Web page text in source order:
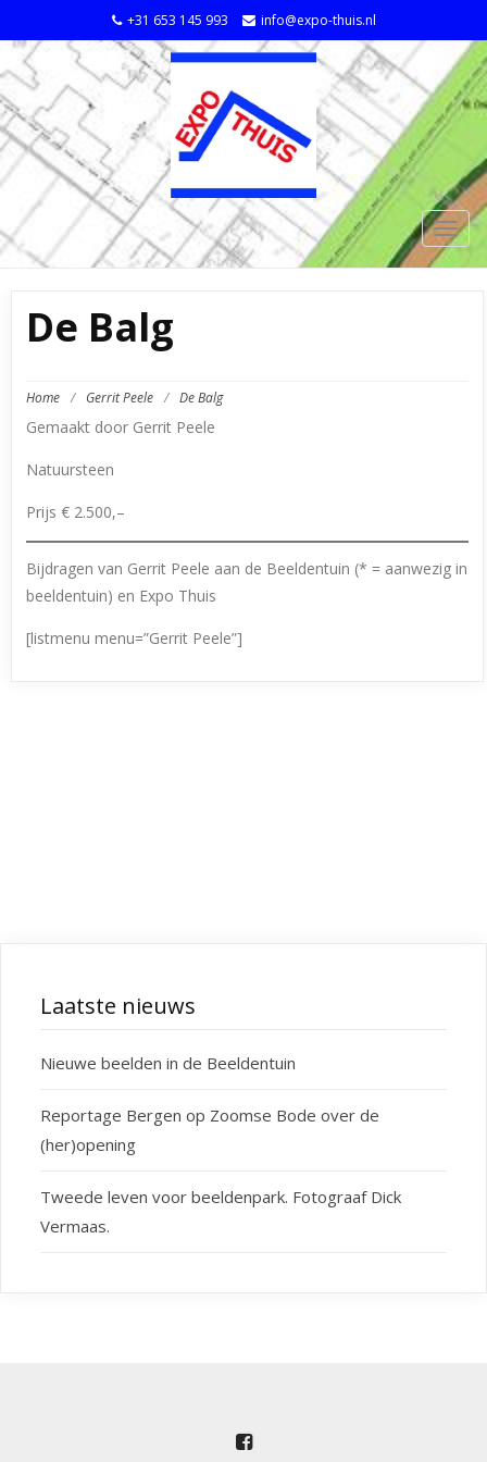
+31 653 145 993 info@expo-thuis.nl
De Balg
Home / Gerrit Peele / De Balg
Gemaakt door Gerrit Peele
Natuursteen
Prijs € 2.500,–
Bijdragen van Gerrit Peele aan de Beeldentuin (* = aanwezig in
beeldentuin) en Expo Thuis
[listmenu menu=”Gerrit Peele”]
Laatste nieuws
Nieuwe beelden in de Beeldentuin
Reportage Bergen op Zoomse Bode over de
(her)opening
Tweede leven voor beeldenpark. Fotograaf Dick
Vermaas.